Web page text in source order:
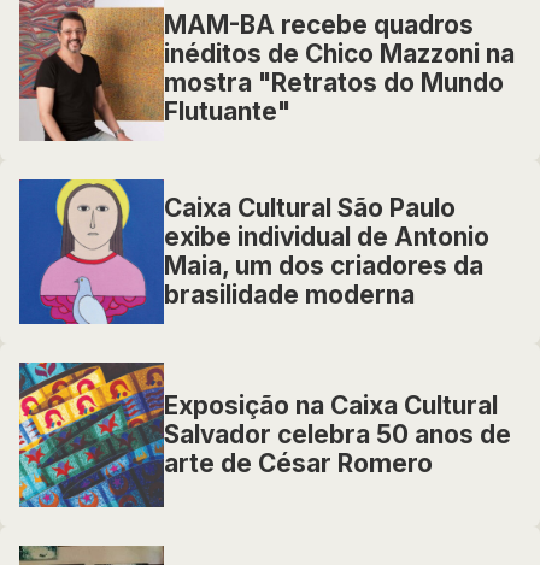
MAM-BA recebe quadros
inéditos de Chico Mazzoni na
mostra "Retratos do Mundo
Flutuante"
Caixa Cultural São Paulo
exibe individual de Antonio
Maia, um dos criadores da
brasilidade moderna
Exposição na Caixa Cultural
Salvador celebra 50 anos de
arte de César Romero